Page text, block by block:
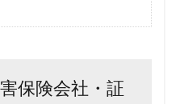
保険会社・証